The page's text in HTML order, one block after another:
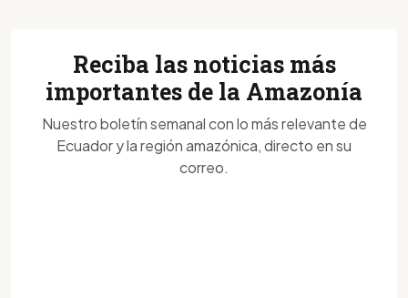
Reciba las noticias más
importantes de la Amazonía
Nuestro boletín semanal con lo más relevante de
Ecuador y la región amazónica, directo en su
correo.